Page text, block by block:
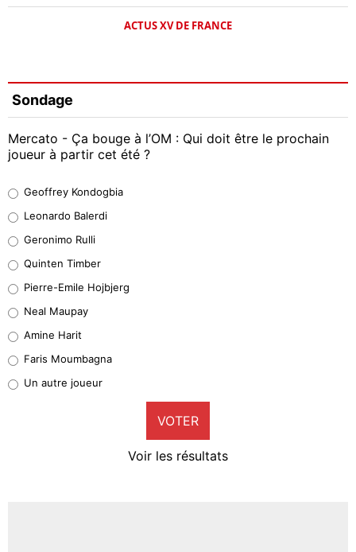
ACTUS XV DE FRANCE
Sondage
Mercato - Ça bouge à l’OM : Qui doit être le prochain
joueur à partir cet été ?
38%
32%
5%
1%
9%
Geoffrey Kondogbia
Leonardo Balerdi
Geronimo Rulli
Quinten Timber
Pierre-Emile Hojbjerg
Neal Maupay
Amine Harit
Faris Moumbagna
Un autre joueur
VOTER
Voir les résultats